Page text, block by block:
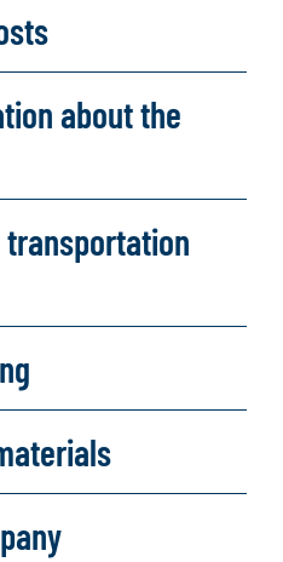
about the
transportation